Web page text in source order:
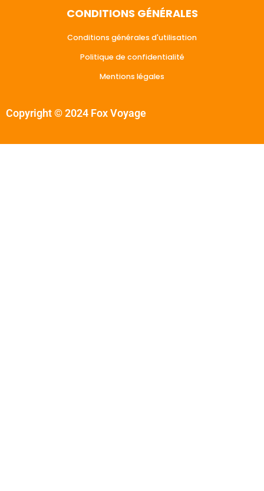
CONDITIONS GÉNÉRALES
Conditions générales d'utilisation
Politique de confidentialité
Mentions légales
Copyright © 2024 Fox Voyage